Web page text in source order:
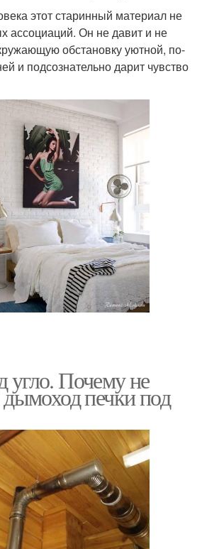
этот старинный материал не
ассоциаций. Он не давит и не
обстановку уютной, по-
и подсознательно дарит чувство
Почему не
дымоход печки под